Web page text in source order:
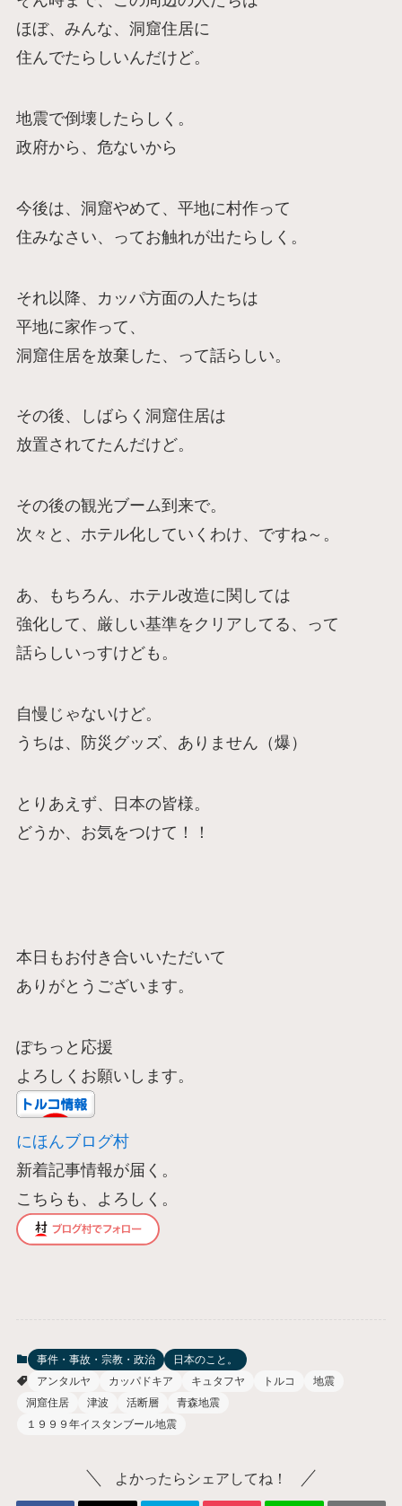
ほぼ、みんな、洞窟住居に
住んでたらしいんだけど。
地震で倒壊したらしく。
政府から、危ないから
今後は、洞窟やめて、平地に村作って
住みなさい、ってお触れが出たらしく。
それ以降、カッパ方面の人たちは
平地に家作って、
洞窟住居を放棄した、って話らしい。
その後、しばらく洞窟住居は
放置されてたんだけど。
その後の観光ブーム到来で。
次々と、ホテル化していくわけ、ですね～。
あ、もちろん、ホテル改造に関しては
強化して、厳しい基準をクリアしてる、って
話らしいっすけども。
自慢じゃないけど。
うちは、防災グッズ、ありません（爆）
とりあえず、日本の皆様。
どうか、お気をつけて！！
本日もお付き合いいただいて
ありがとうございます。
ぽちっと応援
よろしくお願いします。
にほんブログ村
新着記事情報が届く。
こちらも、よろしく。
事件・事故・宗教・政治
日本のこと。
アンタルヤ
カッパドキア キュタフヤ トルコ
地震
洞窟住居
津波 活断層
青森地震
１９９９年イスタンブール地震
よかったらシェアしてね！